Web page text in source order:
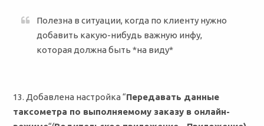
Полезна в ситуации, когда по клиенту нужно
добавить какую-нибудь важную инфу,
которая должна быть *на виду*
13. Добавлена настройка “Передавать данные
таксометра по выполняемому заказу в онлайн-